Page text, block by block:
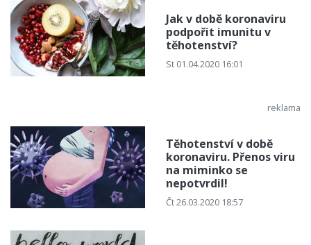
Jak v době koronaviru
podpořit imunitu v
těhotenství?
St 01.04.2020 16:01
Těhotenství v době
koronaviru. Přenos viru
na miminko se
nepotvrdil!
Čt 26.03.2020 18:57